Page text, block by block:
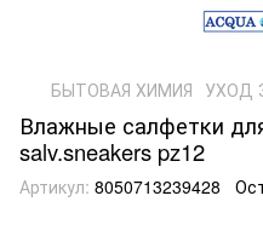
БЫТОВАЯ ХИМИЯ УХОД
Влажные салфетки
salv.sneakers pz12
Артикул: 8050713239428